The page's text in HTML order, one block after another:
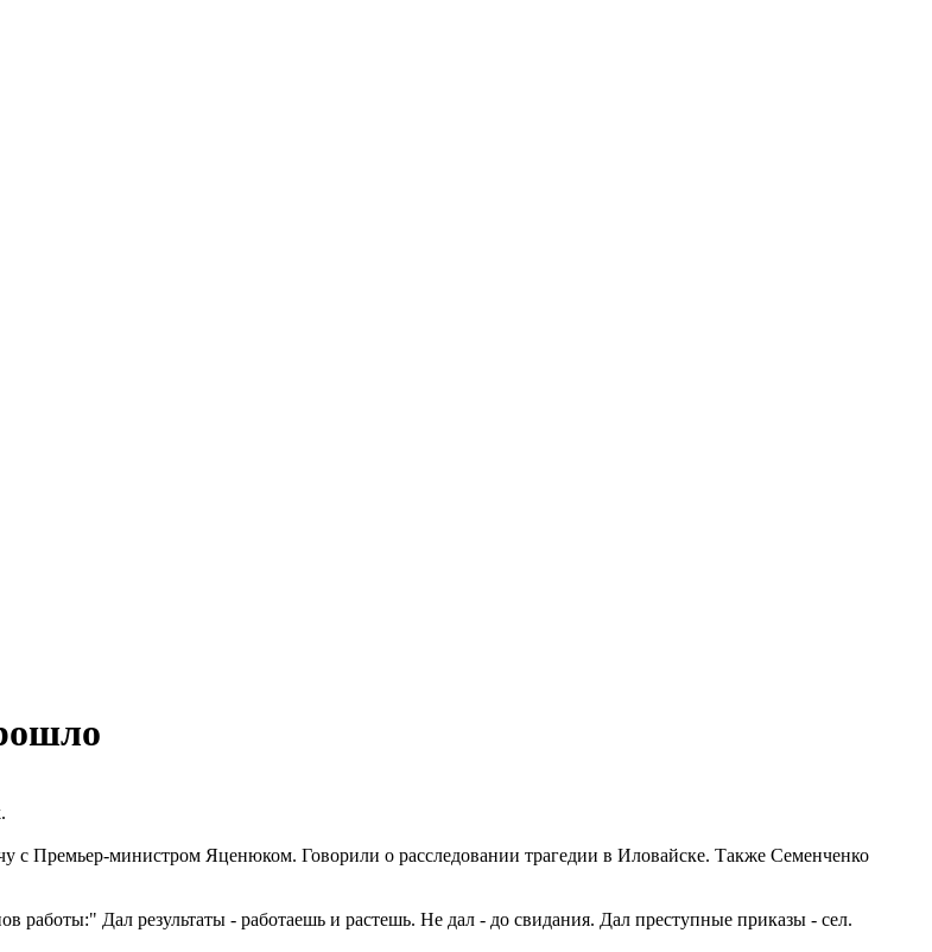
с Премьер-министром Яценюком. Говорили о расследовании трагедии в Иловайске. Также Семенченко
Дал результаты - работаешь и растешь. Не дал - до свидания. Дал преступные приказы - сел.